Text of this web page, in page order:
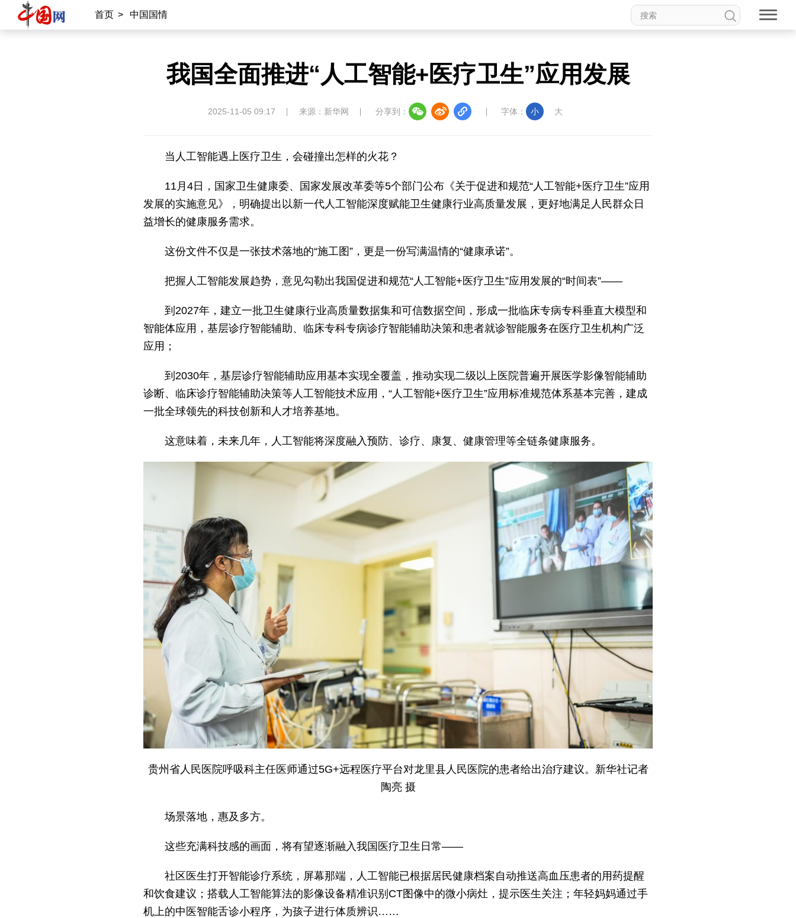
首页 > 中国国情
我国全面推进“人工智能+医疗卫生”应用发展
2025-11-05 09:17 来源：新华网 分享到： 字体： 小 大
当人工智能遇上医疗卫生，会碰撞出怎样的火花？
11月4日，国家卫生健康委、国家发展改革委等5个部门公布《关于促进和规范“人工智能+医疗卫生”应用
发展的实施意见》，明确提出以新一代人工智能深度赋能卫生健康行业高质量发展，更好地满足人民群众日
益增长的健康服务需求。
这份文件不仅是一张技术落地的“施工图”，更是一份写满温情的“健康承诺”。
把握人工智能发展趋势，意见勾勒出我国促进和规范“人工智能+医疗卫生”应用发展的“时间表”——
到2027年，建立一批卫生健康行业高质量数据集和可信数据空间，形成一批临床专病专科垂直大模型和
智能体应用，基层诊疗智能辅助、临床专科专病诊疗智能辅助决策和患者就诊智能服务在医疗卫生机构广泛
应用；
到2030年，基层诊疗智能辅助应用基本实现全覆盖，推动实现二级以上医院普遍开展医学影像智能辅助
诊断、临床诊疗智能辅助决策等人工智能技术应用，“人工智能+医疗卫生”应用标准规范体系基本完善，建成
一批全球领先的科技创新和人才培养基地。
这意味着，未来几年，人工智能将深度融入预防、诊疗、康复、健康管理等全链条健康服务。
贵州省人民医院呼吸科主任医师通过5G+远程医疗平台对龙里县人民医院的患者给出治疗建议。新华社记者
陶亮 摄
场景落地，惠及多方。
这些充满科技感的画面，将有望逐渐融入我国医疗卫生日常——
社区医生打开智能诊疗系统，屏幕那端，人工智能已根据居民健康档案自动推送高血压患者的用药提醒
和饮食建议；搭载人工智能算法的影像设备精准识别CT图像中的微小病灶，提示医生关注；年轻妈妈通过手
机上的中医智能舌诊小程序，为孩子进行体质辨识……